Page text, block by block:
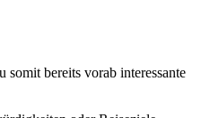
somit bereits vorab interessante